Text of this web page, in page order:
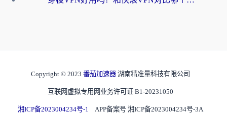
Copyright © 2023 番茄加速器 湖南精准量科技有限公司
互联网虚拟专用网业务许可证 B1-20231050
湘ICP备2023004234号-1 APP备案号 湘ICP备2023004234号-3A